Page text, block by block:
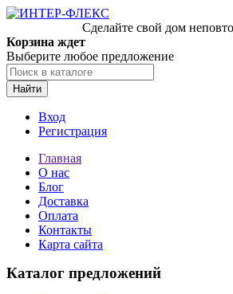
Сделайте свой дом
Корзина ждет
Выберите любое предложение
Найти
Вход
Регистрация
Главная
О нас
Блог
Доставка
Оплата
Контакты
Карта сайта
Каталог предложений